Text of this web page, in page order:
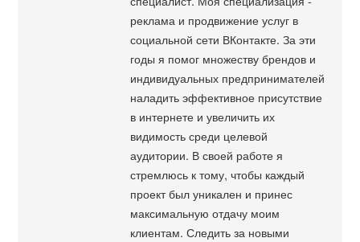
реклама и продвижение услуг в
социальной сети ВКонтакте. За эти
годы я помог множеству брендов и
индивидуальных предпринимателей
наладить эффективное присутствие
в интернете и увеличить их
видимость среди целевой
аудитории. В своей работе я
стремлюсь к тому, чтобы каждый
проект был уникален и принес
максимальную отдачу моим
клиентам. Следить за новыми